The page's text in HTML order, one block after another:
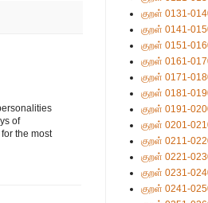
of
the most
குறள் 0131-
குறள் 0141-
குறள் 0151-
குறள் 0161-
குறள் 0171-
குறள் 0181-
குறள் 0191-
குறள் 0201-
குறள் 0211-
குறள் 0221-
குறள் 0231-
குறள் 0241-